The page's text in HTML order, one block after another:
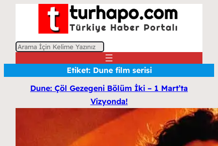
A
Etiket: Dune film serisi
Dune: Çöl Gezegeni Bölüm İki – 1 Mart’ta
Vizyonda!